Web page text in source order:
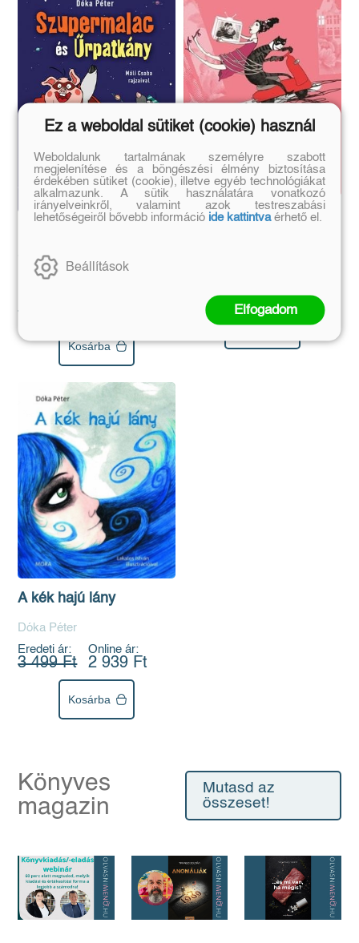
Szupermalac és Űrpatkány 1.
Dóka Péter
1 999 Ft
Kosárba
Lila királylány
2 490 Ft 2 092 Ft
Kosárba
A kék hajú lány
Dóka Péter
Eredeti ár:
3 499 Ft
Online ár:
2 939 Ft
Kosárba
Könyves
magazin
Mutasd az
összeset!
Ez a weboldal sütiket (cookie) használ
Weboldalunk tartalmának személyre szabott
megjelenítése és a böngészési élmény biztosítása
érdekében sütiket (cookie), illetve egyéb technológiákat
alkalmazunk. A sütik használatára vonatkozó
irányelveinkről, valamint azok testreszabási
lehetőségeiről bővebb információ ide kattintvaérhető el.
Beállítások
Elfogadom